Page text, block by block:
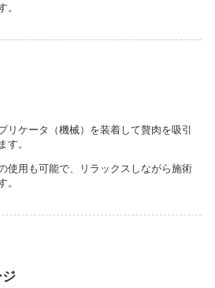
。
リケータ（機械）を装着して贅肉を吸引
す。
使用も可能で、リラックスしながら施術
。